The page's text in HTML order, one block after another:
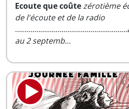
Ecoute que coûtezérotième
de l'écoute et de la radio
…
au 2 septemb…